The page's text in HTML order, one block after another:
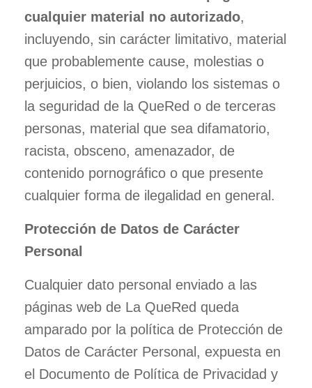
cualquier material no autorizado,
incluyendo, sin carácter limitativo, material
que probablemente cause, molestias o
perjuicios, o bien, violando los sistemas o
la seguridad de la QueRed o de terceras
personas, material que sea difamatorio,
racista, obsceno, amenazador, de
contenido pornográfico o que presente
cualquier forma de ilegalidad en general.
Protección de Datos de Carácter
Personal
Cualquier dato personal enviado a las
páginas web de La QueRed queda
amparado por la política de Protección de
Datos de Carácter Personal, expuesta en
el Documento de Política de Privacidad y